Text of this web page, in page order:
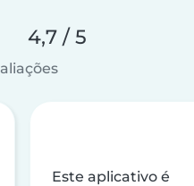
4,7 / 5
Este aplicativo é